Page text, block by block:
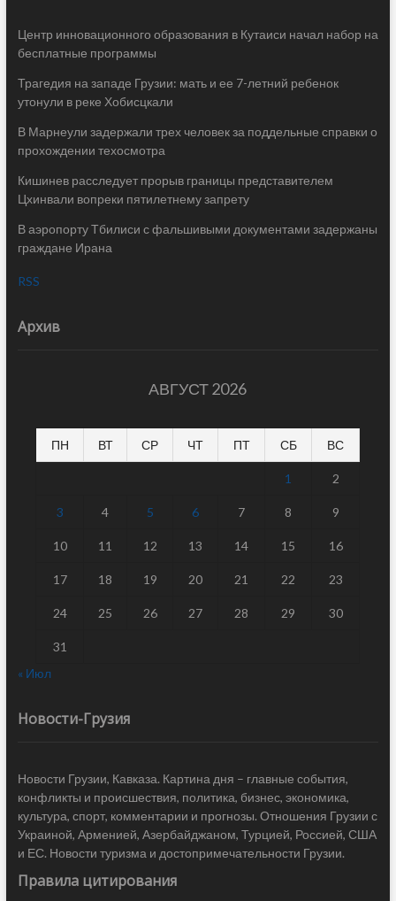
Центр инновационного образования в Кутаиси начал набор на
бесплатные программы
Трагедия на западе Грузии: мать и ее 7-летний ребенок
утонули в реке Хобисцкали
В Марнеули задержали трех человек за поддельные справки о
прохождении техосмотра
Кишинев расследует прорыв границы представителем
Цхинвали вопреки пятилетнему запрету
В аэропорту Тбилиси с фальшивыми документами задержаны
граждане Ирана
RSS
Архив
АВГУСТ 2026
ПН ВТ СР ЧТ ПТ СБ ВС
1 2
3 4 5 6 7 8 9
10 11 12 13 14 15 16
17 18 19 20 21 22 23
24 25 26 27 28 29 30
31
« Июл
Новости-Грузия
Новости Грузии, Кавказа. Картина дня – главные события,
конфликты и происшествия, политика, бизнес, экономика,
культура, спорт, комментарии и прогнозы. Отношения Грузии с
Украиной, Арменией, Азербайджаном, Турцией, Россией, США
и ЕС. Новости туризма и достопримечательности Грузии.
Правила цитирования